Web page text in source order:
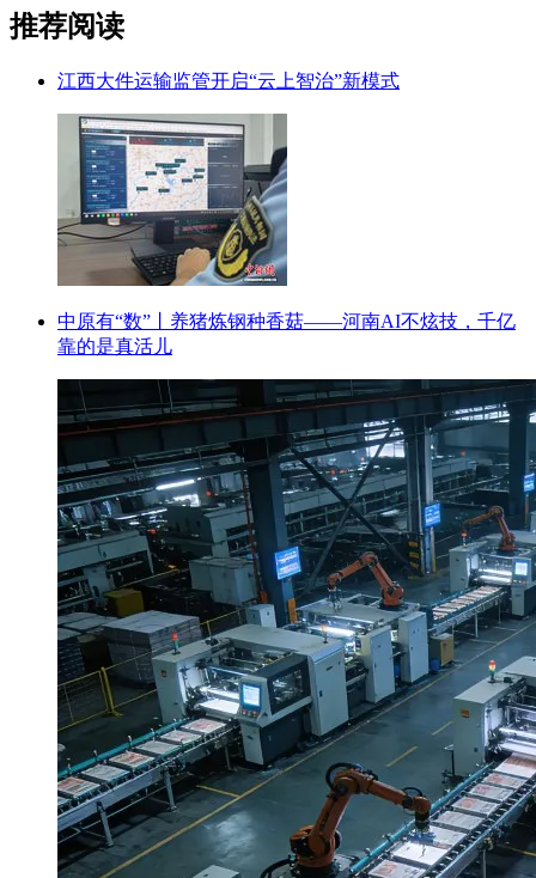
推荐阅读
江西大件运输监管开启“云上智治”新模式
中原有“数”丨养猪炼钢种香菇——河南AI不炫技，千亿
靠的是真活儿